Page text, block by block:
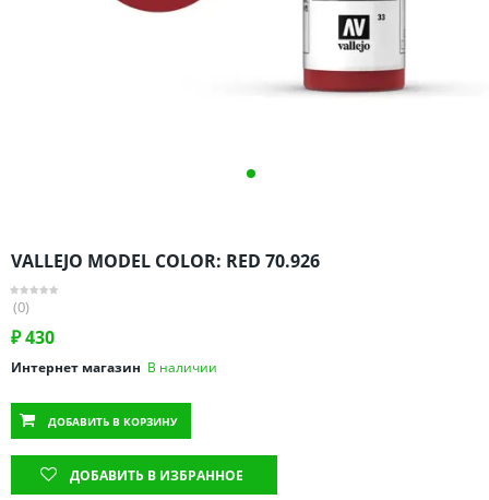
Саратовская область
Свердловская область
Смоленская область
Ставропольский край
Татарстан
Тверская область
Томская область
VALLEJO MODEL COLOR: RED 70.926
(0)
₽430
Интернет магазин В наличии
ДОБАВИТЬ В КОРЗИНУ
ДОБАВИТЬ В ИЗБРАННОЕ